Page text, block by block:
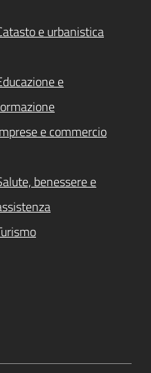
e urbanistica
e
e commercio
benessere e